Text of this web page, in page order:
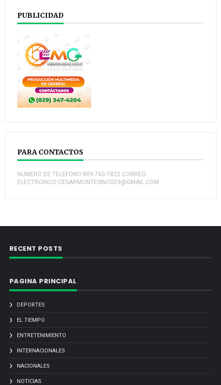
PUBLICIDAD
PARA CONTACTOS
NUMERO DE TELEFONO:809-760-7822 CORREO
ELECTRONICO:CESARMONTESINOS59@GMAIL.COM
RECENT POSTS
PAGINA PRINCIPAL
DEPORTES
EL TIEMPO
ENTRETENIMIENTO
INTERNACIONALES
NACIONALES
NOTICIAS